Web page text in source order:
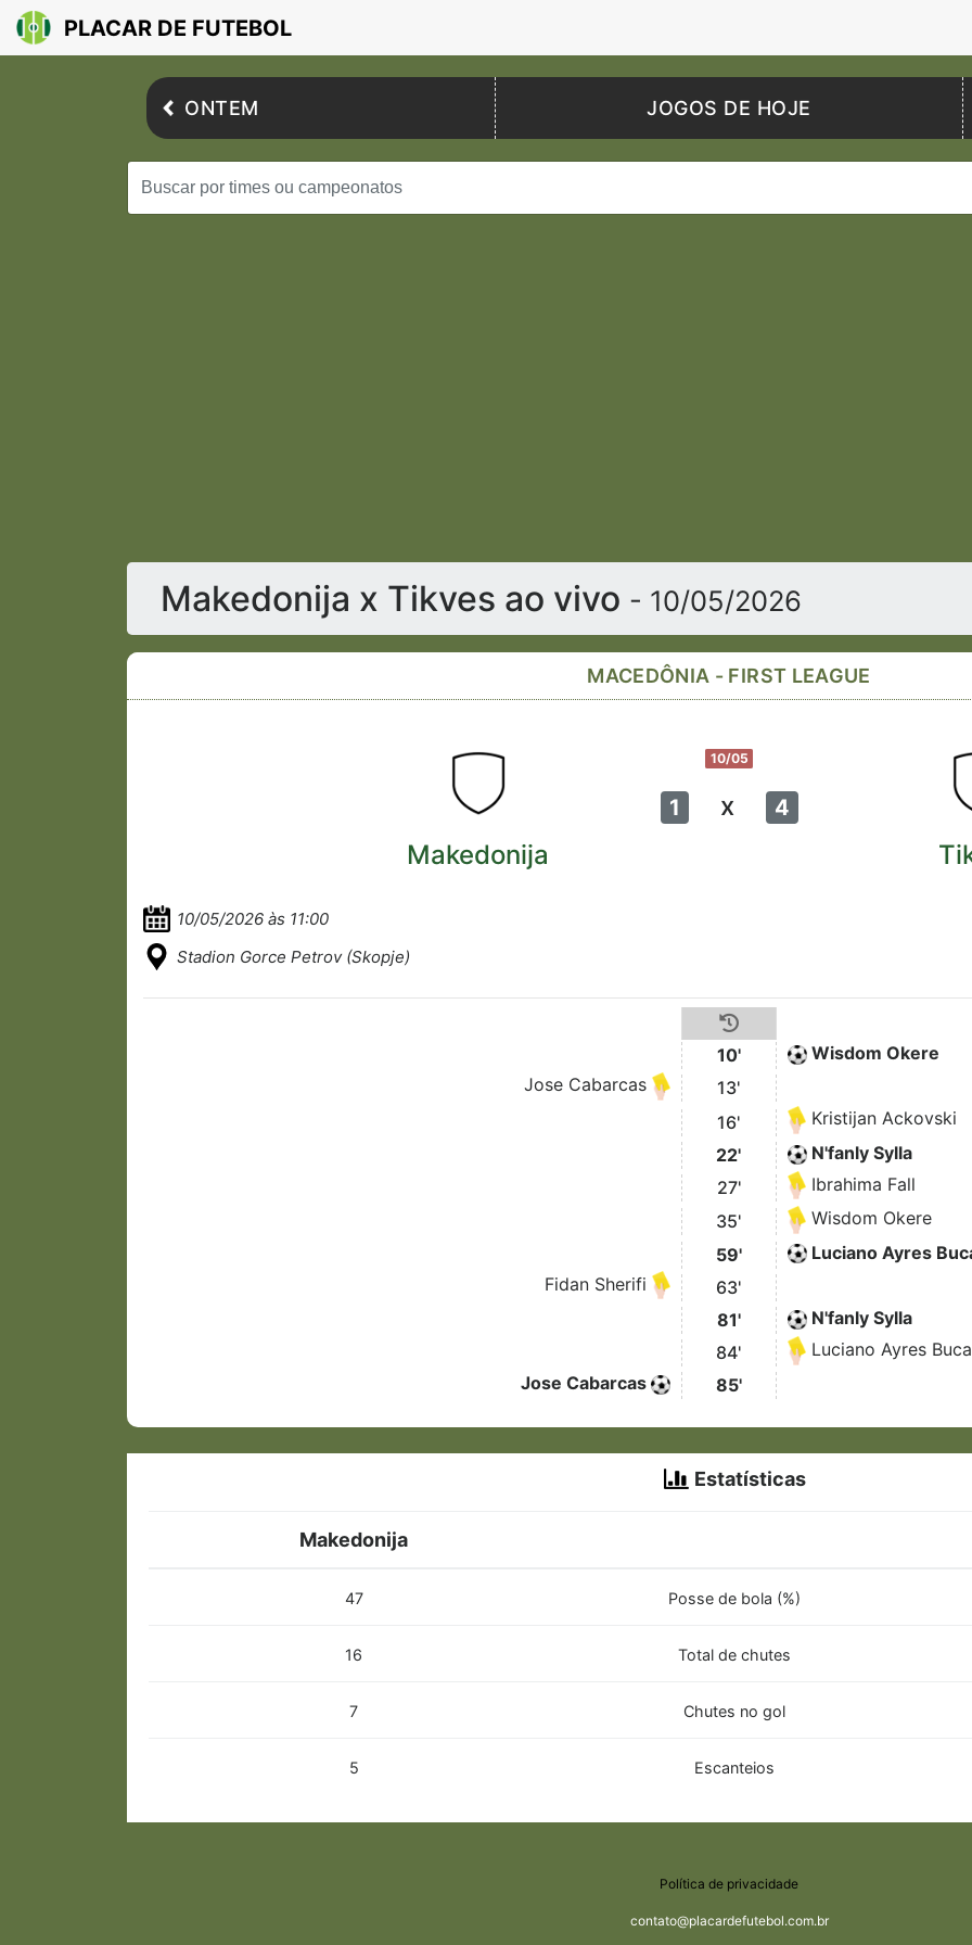
PLACAR DE FUTEBOL
ONTEM JOGOS DE HOJE
Makedonija x Tikves ao vivo - 10/05/2026
MACEDÔNIA - FIRST LEAGUE
10/05
1 x 4
Makedonija
10/05/2026 às 11:00
Stadion Gorce Petrov (Skopje)
10'
Wisdom Okere
Jose Cabarcas
13'
16'
Kristijan Ackovski
22'
N'fanly Sylla
27'
Ibrahima Fall
35'
Wisdom Okere
59'
Luciano Ayres
Fidan Sherifi
63'
81'
N'fanly Sylla
84'
Luciano Ayres
Jose Cabarcas
85'
Estatísticas
Makedonija
47 Posse de bola (%)
16 Total de chutes
7 Chutes no gol
5 Escanteios
Política de privacidade
contato@placardefutebol.com.br